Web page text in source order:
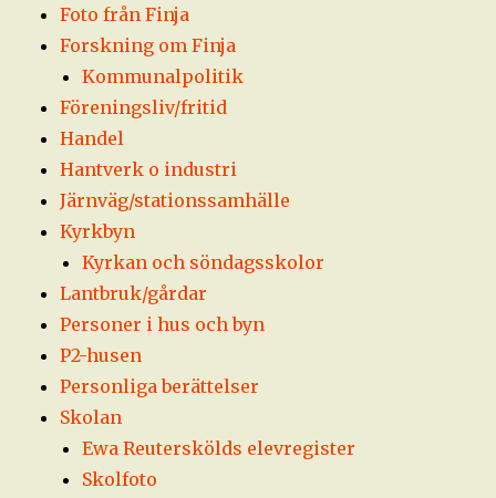
Foto från Finja
Forskning om Finja
Kommunalpolitik
Föreningsliv/fritid
Handel
Hantverk o industri
Järnväg/stationssamhälle
Kyrkbyn
Kyrkan och söndagsskolor
Lantbruk/gårdar
Personer i hus och byn
P2-husen
Personliga berättelser
Skolan
Ewa Reuterskölds elevregister
Skolfoto